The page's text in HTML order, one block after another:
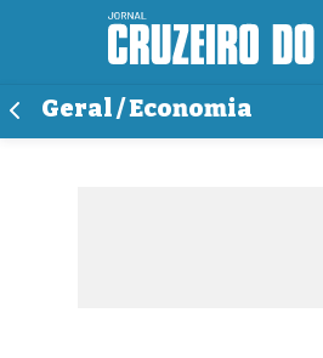
Geral / Economia